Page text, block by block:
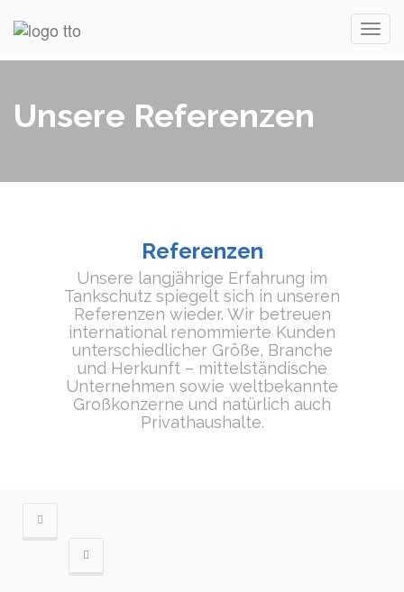
Unsere Referenzen
Referenzen
Unsere langjährige Erfahrung im
Tankschutz spiegelt sich in unseren
Referenzen wieder. Wir betreuen
international renommierte Kunden
unterschiedlicher Größe, Branche
und Herkunft – mittelständische
Unternehmen sowie weltbekannte
Großkonzerne und natürlich auch
Privathaushalte.